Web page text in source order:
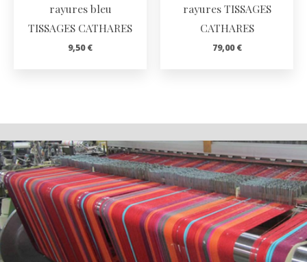
rayures bleu
TISSAGES CATHARES
9,50€
rayures TISSAGES
CATHARES
79,00€